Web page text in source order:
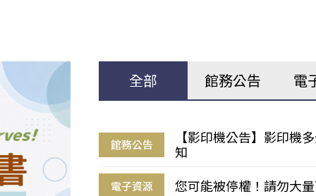
全部 館務公告 電
館務公告
【影印機公告】影印機
知
電子資源 您可能被停權！請勿大